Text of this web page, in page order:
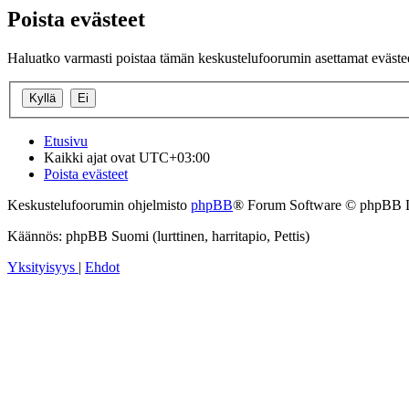
Poista evästeet
Haluatko varmasti poistaa tämän keskustelufoorumin asettamat
Etusivu
Kaikki ajat ovat UTC+03:00
Poista evästeet
Keskustelufoorumin ohjelmisto phpBB® Forum Software © phpBB
Käännös: phpBB Suomi (lurttinen, harritapio, Pettis)
Yksityisyys | Ehdot